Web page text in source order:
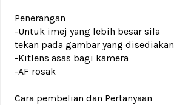
Penerangan
-Untuk imej yang lebih besar sila
tekan pada gambar yang disediakan
-Kitlens asas bagi kamera
-AF rosak
Cara pembelian dan Pertanyaan